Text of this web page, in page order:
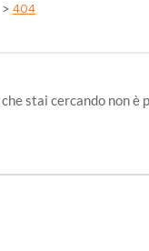
404
che stai cercando non è